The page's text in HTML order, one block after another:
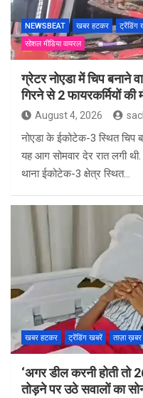
NEWSBEAT खबर हटकर ट्रेंडिंग
सोशल मीडिया वायरल
ग्रेटर नोएडा में चिप बनाने
गिरने से 2 फायरकर्मियों की
August 4, 2026
नोएडा के ईकोटेक-3 स्थित चिप
यह आग सोमवार देर रात लगी
थाना ईकोटेक-3 क्षेत्र स्थित…
खबर हटकर ट्रेंडिंग खबरें ताज़ा ख़बर
‘अगर डील करनी होती तो
तोड़ने पर उठे सवालों का